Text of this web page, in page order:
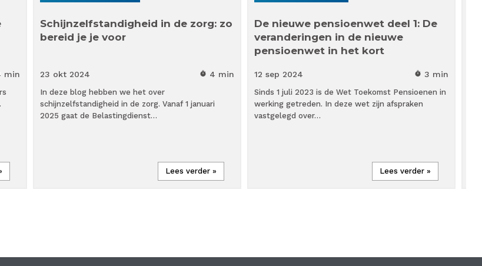
min
Schijnzelfstandigheid in de zorg: zo
bereid je je voor
23 okt 2024 timer 4 min
In deze blog hebben we het over
schijnzelfstandigheid in de zorg. Vanaf 1 januari
2025 gaat de Belastingdienst…
Lees verder »
De nieuwe pensioenwet deel 1: De
veranderingen in de nieuwe
pensioenwet in het kort
12 sep 2024 timer 3 min
Sinds 1 juli 2023 is de Wet Toekomst Pensioenen in
werking getreden. In deze wet zijn afspraken
vastgelegd over…
Lees verder »